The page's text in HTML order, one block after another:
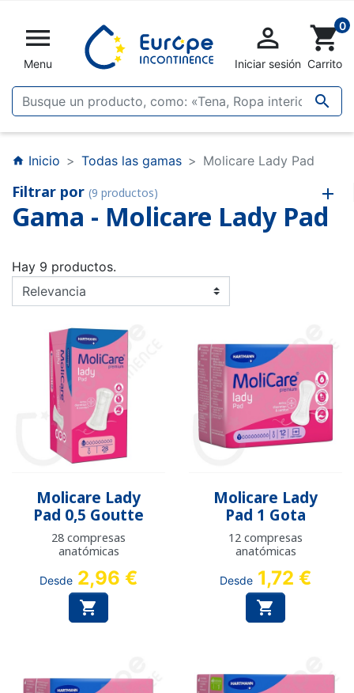

Menu


Iniciar sesión
shopping_cart0
Carrito
home Inicio Todas las gamas Molicare Lady Pad
Filtrar por (9 productos)
Gama - Molicare Lady Pad
Hay 9 productos.
Molicare Lady
Pad 0,5 Goutte
28 compresas
anatómicas
Desde 2,96 €

Molicare Lady
Pad 1 Gota
12 compresas
anatómicas
Desde 1,72 €
